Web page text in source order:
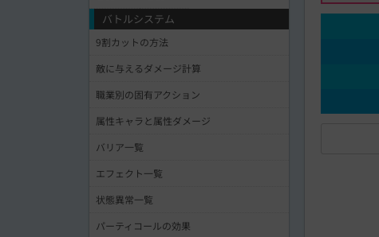
バトルシステム
9割カットの方法
敵に与えるダメージ計算
職業別の固有アクション
属性キャラと属性ダメージ
バリア一覧
エフェクト一覧
状態異常一覧
パーティコールの効果